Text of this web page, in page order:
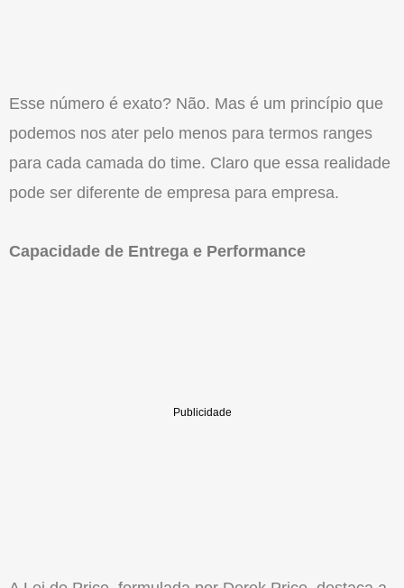
Esse número é exato? Não. Mas é um princípio que
podemos nos ater pelo menos para termos ranges
para cada camada do time. Claro que essa realidade
pode ser diferente de empresa para empresa.
Capacidade de Entrega e Performance